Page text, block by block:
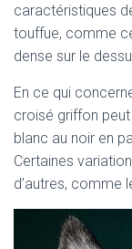
caractéristiques
touffue, comme
dense sur le
En ce qui
croisé griffon peut
blanc au noir en
Certaines
d’autres, comme